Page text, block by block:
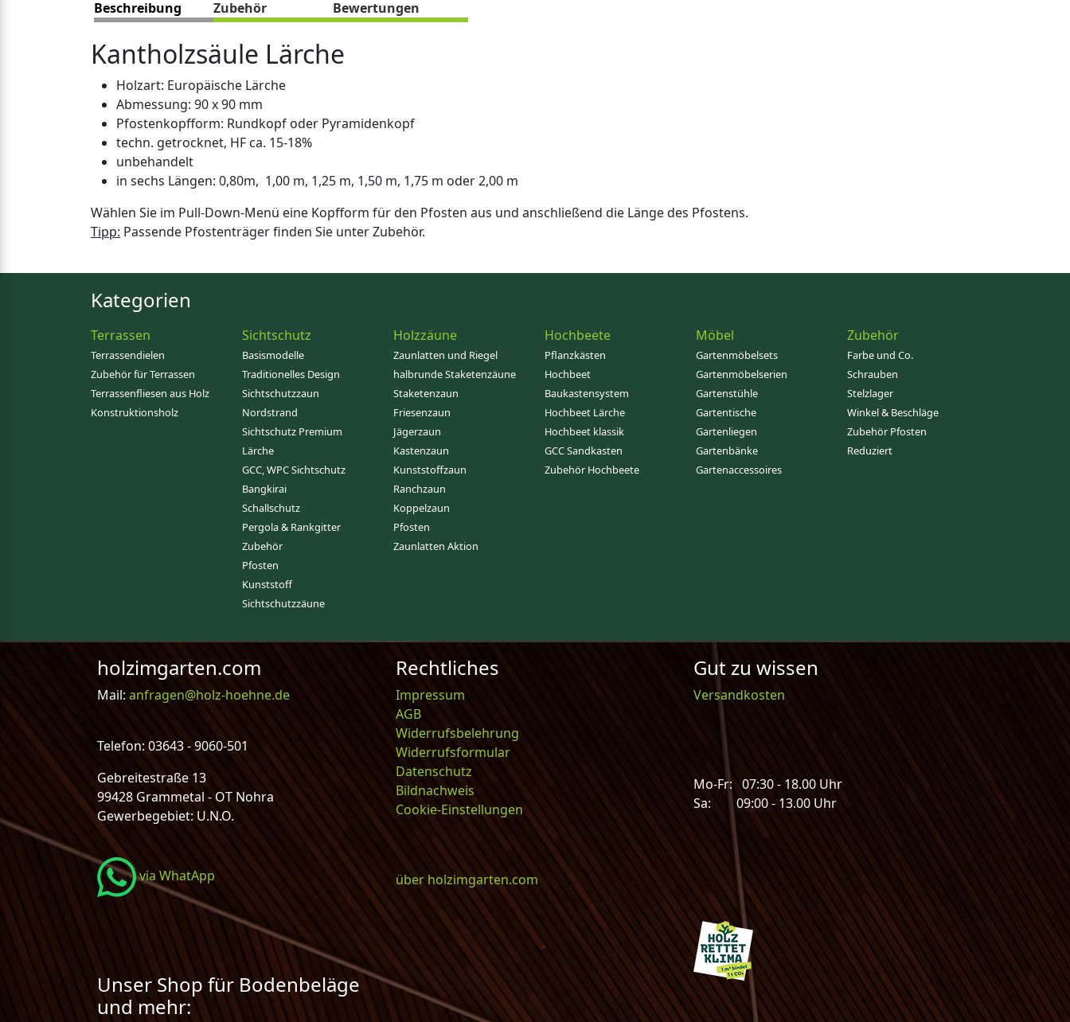
Beschreibung Zubehör Bewertungen
Kantholzsäule Lärche
Holzart: Europäische Lärche
Abmessung: 90 x 90 mm
Pfostenkopfform: Rundkopf oder Pyramidenkopf
techn. getrocknet, HF ca. 15-18%
unbehandelt
in sechs Längen: 0,80m, 1,00 m, 1,25 m, 1,50 m, 1,75 m oder 2,00 m
Wählen Sie im Pull-Down-Menü eine Kopfform für den Pfosten aus und anschließend die Länge des Pfostens.
Tipp: Passende Pfostenträger finden Sie unter Zubehör.
Kategorien
Terrassen
Terrassendielen
Zubehör für Terrassen
Terrassenfliesen aus Holz
Konstruktionsholz
Sichtschutz
Basismodelle
Traditionelles Design
Sichtschutzzaun
Nordstrand
Sichtschutz Premium
Lärche
GCC, WPC Sichtschutz
Bangkirai
Schallschutz
Pergola & Rankgitter
Zubehör
Pfosten
Kunststoff
Sichtschutzzäune
Holzzäune
Zaunlatten und Riegel
halbrunde Staketenzäune
Staketenzaun
Friesenzaun
Jägerzaun
Kastenzaun
Kunststoffzaun
Ranchzaun
Koppelzaun
Pfosten
Zaunlatten Aktion
Hochbeete
Pflanzkästen
Hochbeet
Baukastensystem
Hochbeet Lärche
Hochbeet klassik
GCC Sandkasten
Zubehör Hochbeete
Möbel
Gartenmöbelsets
Gartenmöbelserien
Gartenstühle
Gartentische
Gartenliegen
Gartenbänke
Gartenaccessoires
Zubehör
Farbe und Co.
Schrauben
Stelzlager
Winkel & Beschläge
Zubehör Pfosten
Reduziert
holzimgarten.com
Mail: anfragen@holz-hoehne.de
Telefon: 03643 - 9060-501
Gebreitestraße 13
99428 Grammetal - OT Nohra
Gewerbegebiet: U.N.O.
via WhatApp
Unser Shop für Bodenbeläge
und mehr:
Rechtliches
Impressum
AGB
Widerrufsbelehrung
Widerrufsformular
Datenschutz
Bildnachweis
Cookie-Einstellungen
über holzimgarten.com
Gut zu wissen
Versandkosten
Mo-Fr: 07:30 - 18.00 Uhr
Sa: 09:00 - 13.00 Uhr